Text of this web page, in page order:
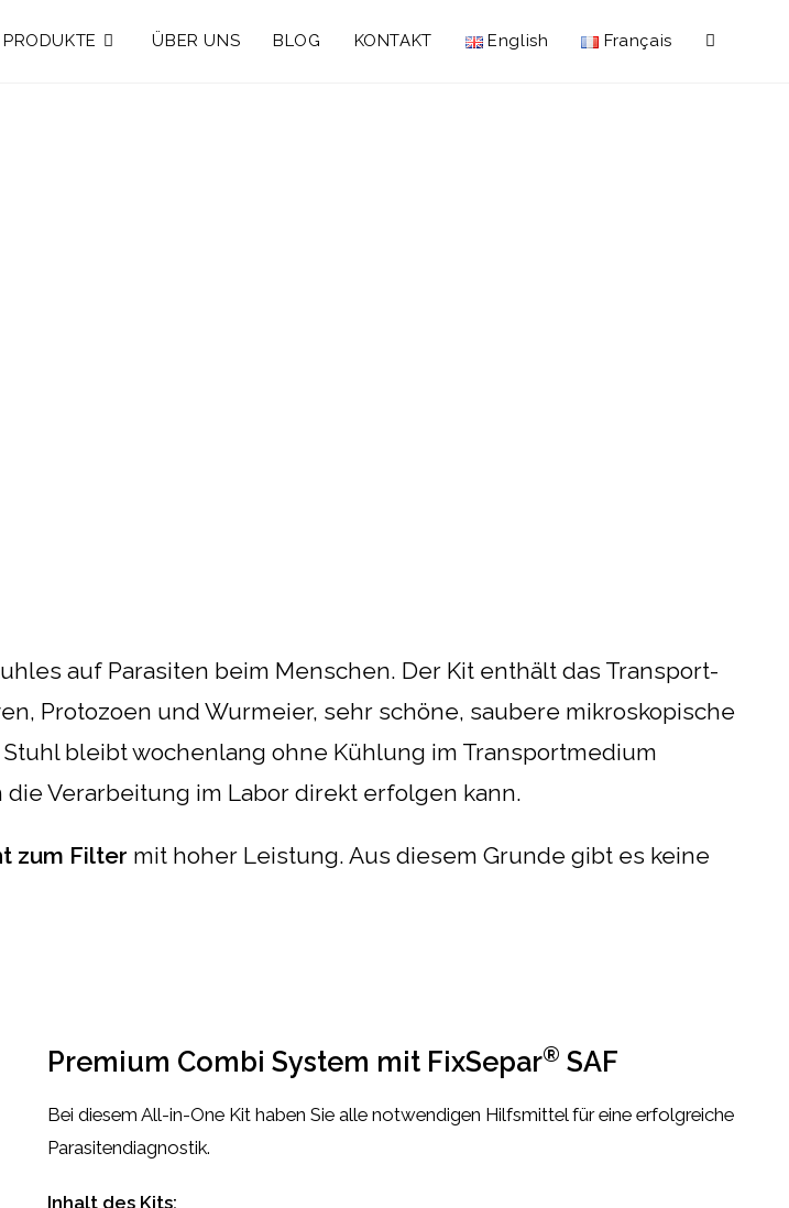
PRODUKTE ÜBER UNS BLOG KONTAKT English Français
auf Parasiten beim Menschen. Der Kit enthält das Transport-
Protozoen und Wurmeier, sehr schöne, saubere mikroskopische
bleibt wochenlang ohne Kühlung im Transportmedium
Verarbeitung im Labor direkt erfolgen kann.
zum Filter mit hoher Leistung. Aus diesem Grunde gibt es keine
Premium Combi System mit FixSepar® SAF
Bei diesem All-in-One Kit haben Sie alle notwendigen Hilfsmittel für eine erfolgreiche
Parasitendiagnostik.
Inhalt des Kits: